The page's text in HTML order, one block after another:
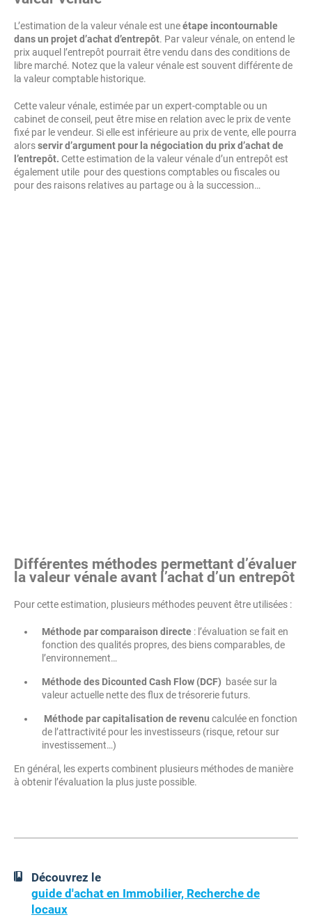
L’estimation de la valeur vénale est uneétape incontournable
dans un projet d’achat d’entrepôt. Par valeur vénale, on entend le
prix auquel l’entrepôt pourrait être vendu dans des conditions de
libre marché. Notez que la valeur vénale est souvent différente de
la valeur comptable historique.
Cette valeur vénale, estimée par un expert-comptable ou un
cabinet de conseil, peut être mise en relation avec le prix de vente
fixé par le vendeur. Si elle est inférieure au prix de vente, elle pourra
alorsservir d’argument pour la négociation du prix d’achat de
l’entrepôt. Cette estimation de la valeur vénale d’un entrepôt est
également utile pour des questions comptables ou fiscales ou
pour des raisons relatives au partage ou à la succession…
Différentes méthodes permettant d’évaluer
la valeur vénale avant l’achat d’un entrepôt
Pour cette estimation, plusieurs méthodes peuvent être utilisées :
Méthode par comparaison directe : l’évaluation se fait en
fonction des qualités propres, des biens comparables, de
l’environnement…
Méthode des Dicounted Cash Flow (DCF) basée sur la
valeur actuelle nette des flux de trésorerie futurs.
Méthode par capitalisation de revenu calculée en fonction
de l’attractivité pour les investisseurs (risque, retour sur
investissement…)
En général, les experts combinent plusieurs méthodes de manière
à obtenir l’évaluation la plus juste possible.
Découvrez le
guide d'achat en Immobilier, Recherche de
locaux